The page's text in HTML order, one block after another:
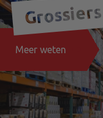
Grossiers
Meer weten